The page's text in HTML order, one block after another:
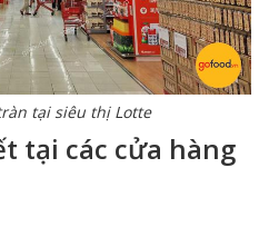
tại siêu thị Lotte
tại các cửa hàng